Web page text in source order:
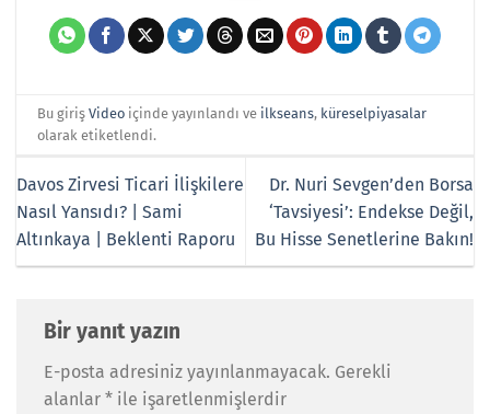
Bu girişVideo içinde yayınlandı ve ilkseans, küreselpiyasalar
olarak etiketlendi.
Davos Zirvesi Ticari İlişkilere
Nasıl Yansıdı? | Sami
Altınkaya | Beklenti Raporu
Dr. Nuri Sevgen’den Borsa
‘Tavsiyesi’: Endekse Değil,
Bu Hisse Senetlerine Bakın!
Bir yanıt yazın
E-posta adresiniz yayınlanmayacak. Gerekli
alanlar * ile işaretlenmişlerdir